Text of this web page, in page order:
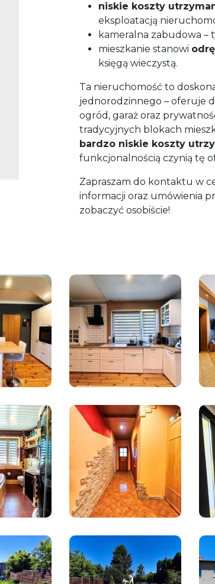
niskie koszty
eksploatacją
kameralna zabudowa
mieszkanie stanowi
księgą wieczystą.
Ta nieruchomość to
jednorodzinnego – oferuje
ogród, garaż oraz
tradycyjnych blokach
bardzo niskie koszty
funkcjonalnością czynią tę
Zapraszam do kontaktu w
informacji oraz umówienia
zobaczyć osobiście!